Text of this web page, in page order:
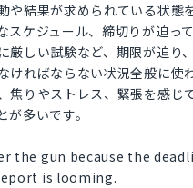
や結果が求められている状態
スケジュール、締切りが迫っ
厳しい試験など、期限が迫り
ければならない状況全般に使
焦りやストレス、緊張を感じ
が多いです。
the gun because the
is looming.